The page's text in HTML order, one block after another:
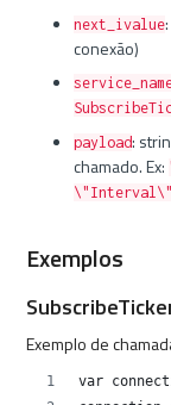
next_ivalue
conexão)
payload:
chamado. Ex:
Exemplos
Exemplo de
var